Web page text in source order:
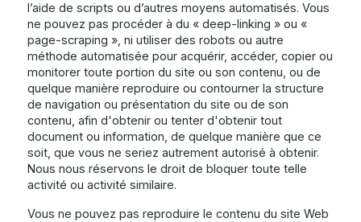
l’aide de scripts ou d’autres moyens automatisés. Vous
ne pouvez pas procéder à du « deep-linking » ou «
page-scraping », ni utiliser des robots ou autre
méthode automatisée pour acquérir, accéder, copier ou
monitorer toute portion du site ou son contenu, ou de
quelque manière reproduire ou contourner la structure
de navigation ou présentation du site ou de son
contenu, afin d'obtenir ou tenter d'obtenir tout
document ou information, de quelque manière que ce
soit, que vous ne seriez autrement autorisé à obtenir.
Nous nous réservons le droit de bloquer toute telle
activité ou activité similaire.
Vous ne pouvez pas reproduire le contenu du site Web